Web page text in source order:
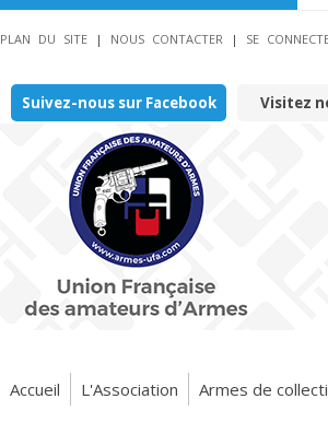
PLAN DU SITE | NOUS CONTACTER | SE
Suivez-nous sur Facebook Visitez
Accueil L'Association Armes de